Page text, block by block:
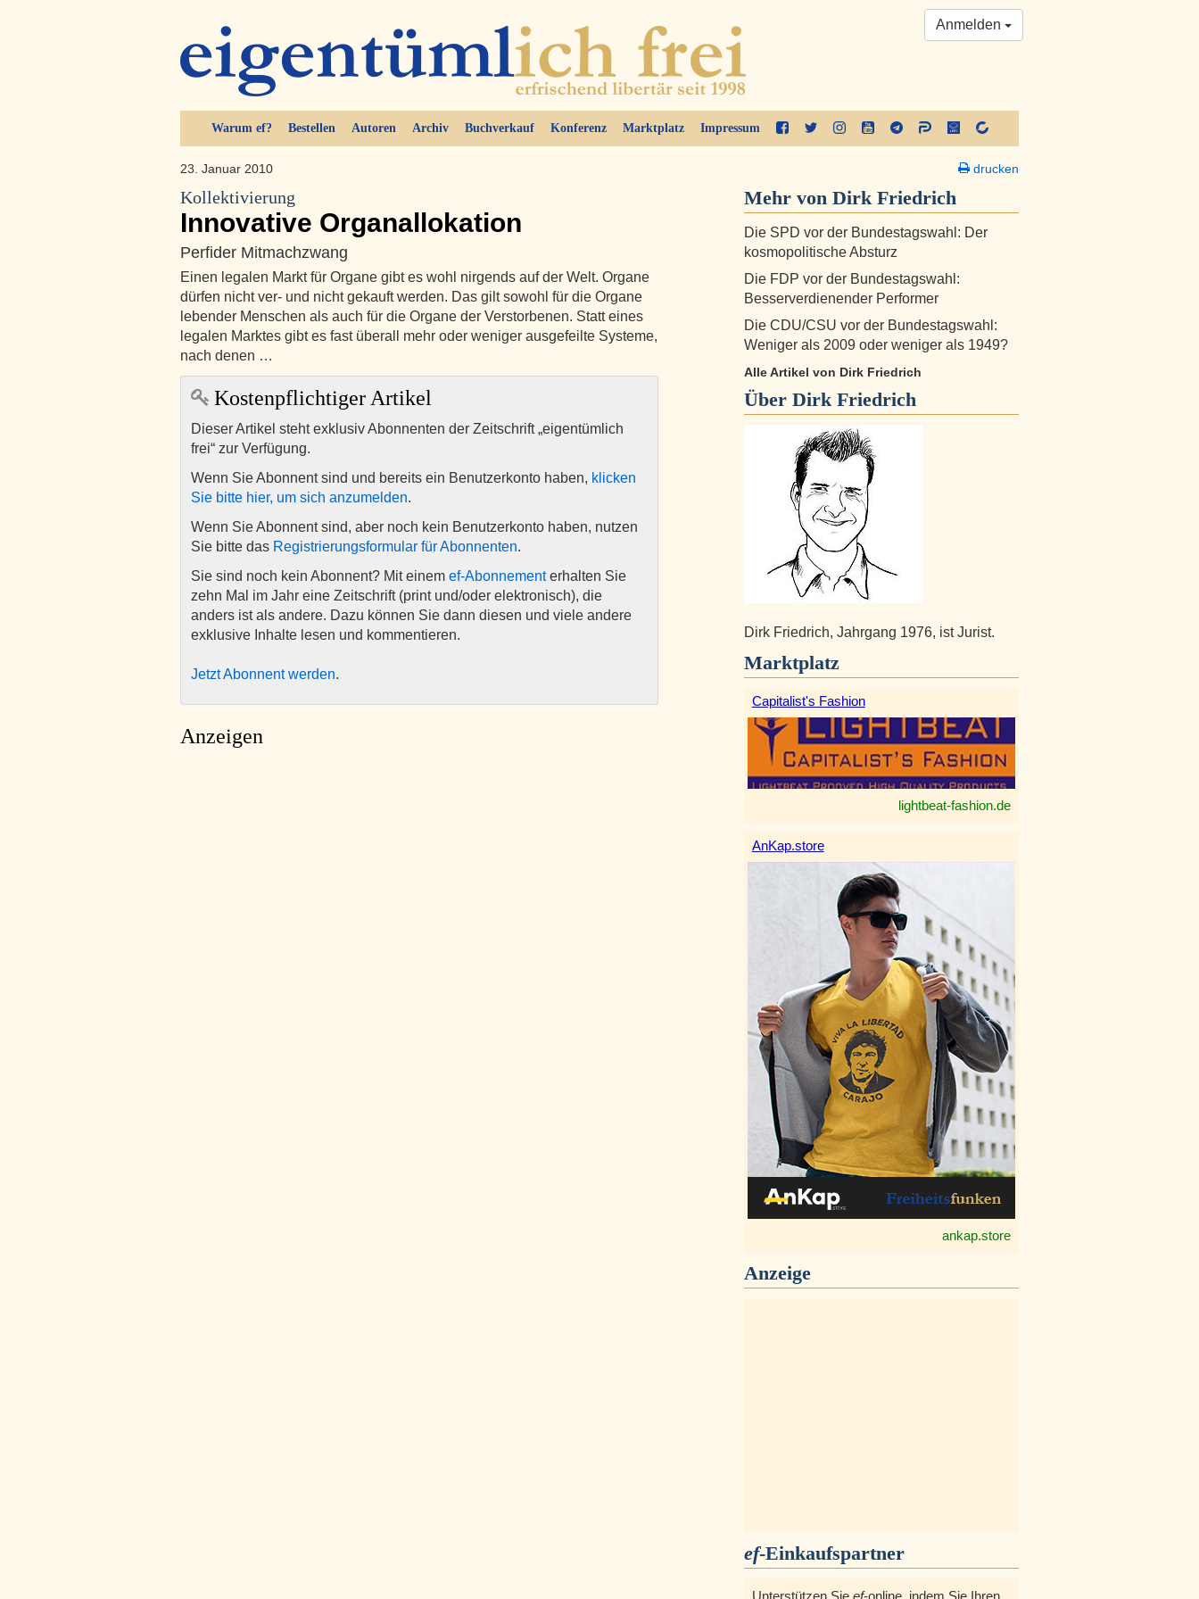
Warum ef? Bestellen Autoren Archiv Buchverkauf Konferenz Marktplatz Impressum
Anmelden
23. Januar 2010
Kollektivierung
Innovative Organallokation
Perfider Mitmachzwang
Einen legalen Markt für Organe gibt es wohl nirgends auf der Welt. Organe
dürfen nicht ver- und nicht gekauft werden. Das gilt sowohl für die Organe
lebender Menschen als auch für die Organe der Verstorbenen. Statt eines
legalen Marktes gibt es fast überall mehr oder weniger ausgefeilte Systeme,
nach denen …
Kostenpflichtiger Artikel
Dieser Artikel steht exklusiv Abonnenten der Zeitschrift „eigentümlich
frei“ zur Verfügung.
Wenn Sie Abonnent sind und bereits ein Benutzerkonto haben, klicken
Sie bitte hier, um sich anzumelden.
Wenn Sie Abonnent sind, aber noch kein Benutzerkonto haben, nutzen
Sie bitte das Registrierungsformular für Abonnenten.
Sie sind noch kein Abonnent? Mit einem ef-Abonnementerhalten Sie
zehn Mal im Jahr eine Zeitschrift (print und/oder elektronisch), die
anders ist als andere. Dazu können Sie dann diesen und viele andere
exklusive Inhalte lesen und kommentieren.
Jetzt Abonnent werden.
Anzeigen
drucken
Mehr von Dirk Friedrich
Die SPD vor der Bundestagswahl: Der
kosmopolitische Absturz
Die FDP vor der Bundestagswahl:
Besserverdienender Performer
Die CDU/CSU vor der Bundestagswahl:
Weniger als 2009 oder weniger als 1949?
Alle Artikel von Dirk Friedrich
Über Dirk Friedrich
Dirk Friedrich, Jahrgang 1976, ist Jurist.
Marktplatz
Capitalist's Fashion
lightbeat-fashion.de
AnKap.store
ankap.store
Anzeige
ef-Einkaufspartner
Unterstützen Sie ef-online, indem Sie Ihren